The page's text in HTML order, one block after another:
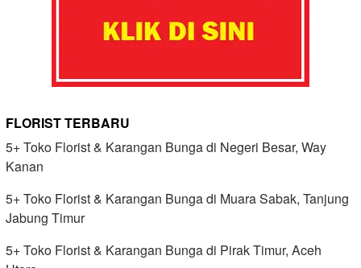
FLORIST TERBARU
5+ Toko Florist & Karangan Bunga di Negeri Besar, Way
Kanan
5+ Toko Florist & Karangan Bunga di Muara Sabak, Tanjung
Jabung Timur
5+ Toko Florist & Karangan Bunga di Pirak Timur, Aceh